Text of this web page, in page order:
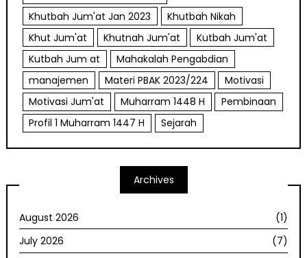
Khutbah Jum'at Jan 2023
Khutbah Nikah
Khut Jum'at
Khutnah Jum'at
Kutbah Jum'at
Kutbah Jum at
Mahakalah Pengabdian
manajemen
Materi PBAK 2023/224
Motivasi
Motivasi Jum'at
Muharram 1448 H
Pembinaan
Profil 1 Muharram 1447 H
Sejarah
Archives
August 2026
(1)
July 2026
(7)